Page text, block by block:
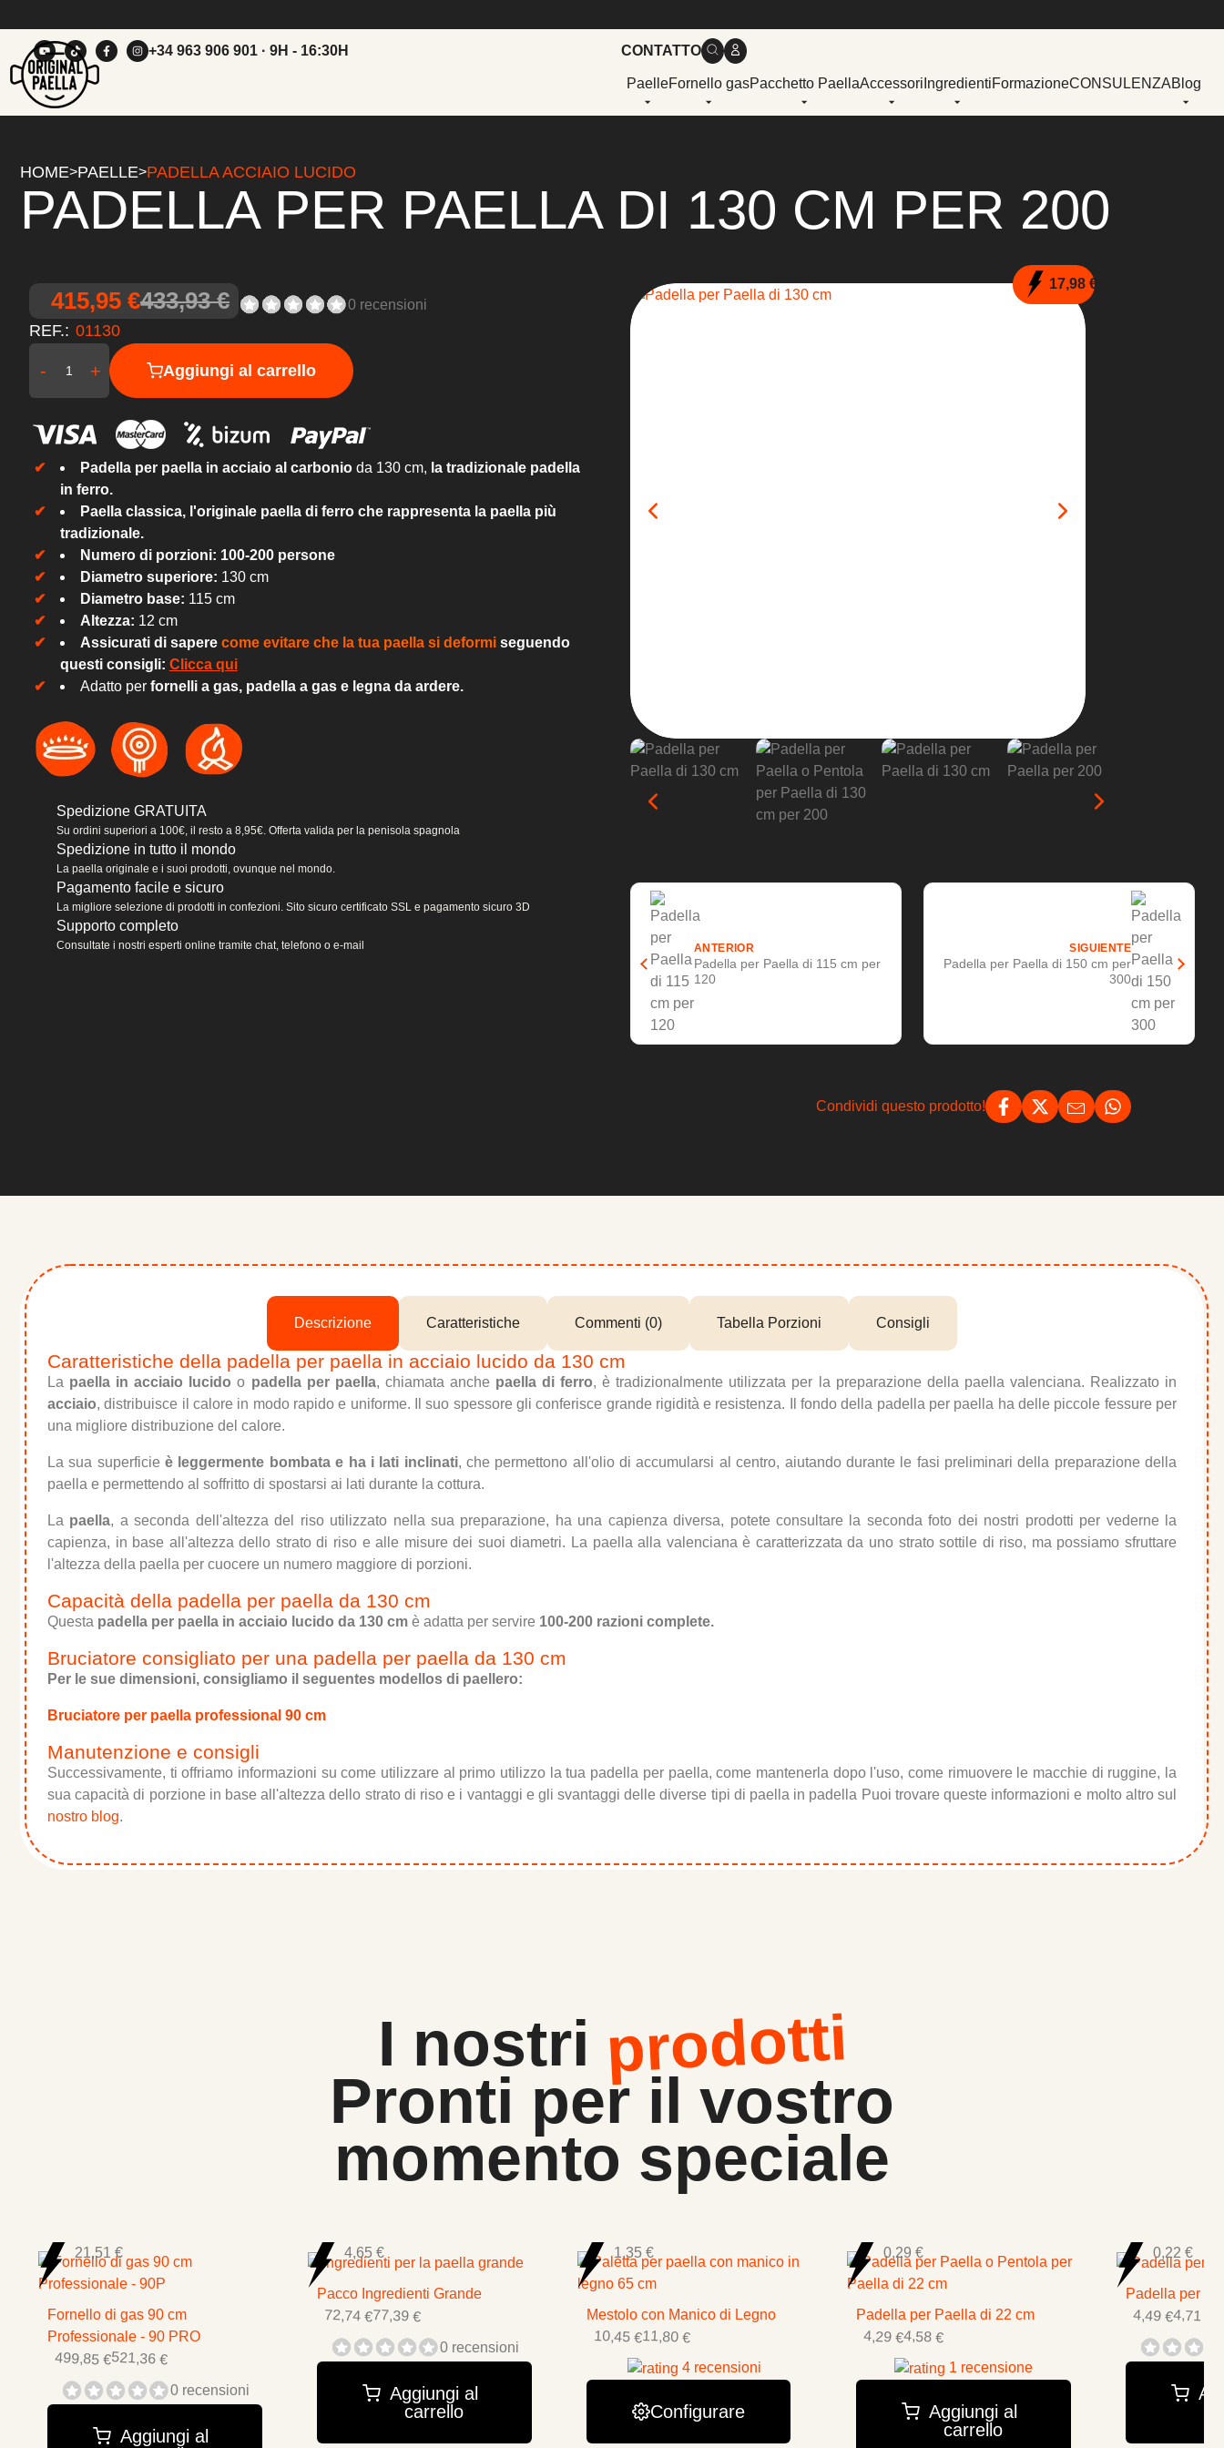
+34 963 906 901· 9H - 16:30H CONTATTO
PaelleFornello gasPacchetto PaellaAccessori IngredientiFormazioneCONSULENZABlog
HOME>PAELLE>PADELLA ACCIAIO LUCIDO
PADELLA PER PAELLA DI 130 CM PER 200
415,95 €433,93 € 0 recensioni
REF.: 01130
- + Aggiungi al carrello
Padella per paella in acciaio al carbonioda 130 cm, la tradizionale padella
in ferro.
Paella classica, l'originale paella di ferro che rappresenta la paella più
tradizionale.
Numero di porzioni: 100-200 persone
Diametro superiore: 130 cm
Diametro base: 115 cm
Altezza: 12 cm
Assicurati di sapere come evitare che la tua paella si deformi seguendo
questi consigli: Clicca qui
Adatto per fornelli a gas, padella a gas e legna da ardere.
Spedizione GRATUITA
Su ordini superiori a 100€, il resto a 8,95€. Offerta valida per la penisola spagnola
Spedizione in tutto il mondo
La paella originale e i suoi prodotti, ovunque nel mondo.
Pagamento facile e sicuro
La migliore selezione di prodotti in confezioni. Sito sicuro certificato SSL e pagamento sicuro 3D
Supporto completo
Consultate i nostri esperti online tramite chat, telefono o e-mail
17,98 €
ANTERIOR
Padella per Paella di 115 cm per
120
SIGUIENTE
Padella per Paella di 150 cm per
300
Condividi questo prodotto!
Descrizione Caratteristiche Commenti (0) Tabella Porzioni Consigli
Caratteristiche della padella per paella in acciaio lucido da 130 cm
La paella in acciaio lucido o padella per paella, chiamata anche paella di ferro, è tradizionalmente utilizzata per la preparazione della paella valenciana. Realizzato in
acciaio, distribuisce il calore in modo rapido e uniforme. Il suo spessore gli conferisce grande rigidità e resistenza. Il fondo della padella per paella ha delle piccole fessure per
una migliore distribuzione del calore.
La sua superficieè leggermente bombata e ha i lati inclinati, che permettono all'olio di accumularsi al centro, aiutando durante le fasi preliminari della preparazione della
paella e permettendo al soffritto di spostarsi ai lati durante la cottura.
La paella, a seconda dell'altezza del riso utilizzato nella sua preparazione, ha una capienza diversa, potete consultare la seconda foto dei nostri prodotti per vederne la
capienza, in base all'altezza dello strato di riso e alle misure dei suoi diametri. La paella alla valenciana è caratterizzata da uno strato sottile di riso, ma possiamo sfruttare
l'altezza della paella per cuocere un numero maggiore di porzioni.
Capacità della padella per paella da 130 cm
Questa padella per paella in acciaio lucido da 130 cm è adatta per servire 100-200 razioni complete.
Bruciatore consigliato per una padella per paella da 130 cm
Per le sue dimensioni, consigliamo il seguentes modellos di paellero:
Bruciatore per paella professional 90 cm
Manutenzione e consigli
Successivamente, ti offriamo informazioni su come utilizzare al primo utilizzo la tua padella per paella, come mantenerla dopo l'uso, come rimuovere le macchie di ruggine, la
sua capacità di porzione in base all'altezza dello strato di riso e i vantaggi e gli svantaggi delle diverse tipi di paella in padella Puoi trovare queste informazioni e molto altro sul
nostro blog.
I nostri prodotti
Pronti per il vostro
momento speciale
21,51 €
Fornello di gas 90 cm
Professionale - 90 PRO
499,85 €521,36 €
0 recensioni
Aggiungi al
4,65 €
Pacco Ingredienti Grande
72,74 €77,39 €
0 recensioni
Aggiungi al
carrello
1,35 €
Mestolo con Manico di Legno
10,45 €11,80 €
4 recensioni
Configurare
0,29 €
Padella per Paella di 22 cm
4,29 €4,58 €
1 recensione
Aggiungi al
carrello
0,22 €
Padella per
4,49 €4,71 €